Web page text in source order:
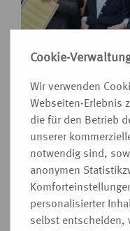
Cookie-
Wir verwenden
Webseiten-Erlebnis
die für den Betrieb
unserer
notwendig sind,
anonymen
personalisierter
selbst entscheiden,